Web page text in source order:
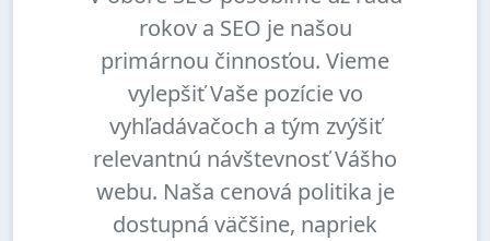
rokov a SEO je našou
primárnou činnosťou. Vieme
vylepšiť Vaše pozície vo
vyhľadávačoch a tým zvýšiť
relevantnú návštevnosť Vášho
webu. Naša cenová politika je
dostupná väčšine, napriek